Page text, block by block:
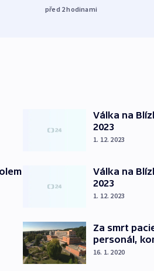
před 2hodinami
Válka na
2023
1. 12. 2023
Válka na
2023
1. 12. 2023
Za smrt
personál,
16. 1. 2020